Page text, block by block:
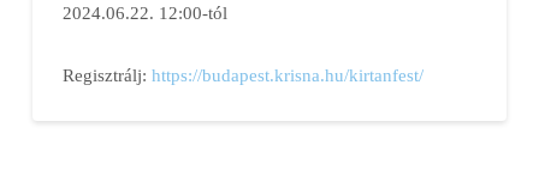
2024.06.22. 12:00-tól
Regisztrálj: https://budapest.krisna.hu/kirtanfest/